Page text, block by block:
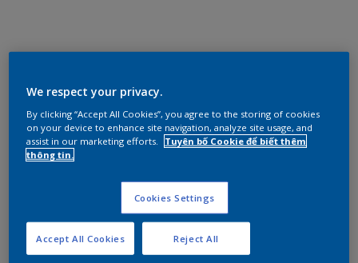
We respect your privacy.
By clicking “Accept All Cookies”, you agree to the storing of cookies
on your device to enhance site navigation, analyze site usage, and
assist in our marketing efforts.
Tuyên bố Cookie để biết thêm
thông tin.
Cookies Settings
Reject All
Accept All Cookies